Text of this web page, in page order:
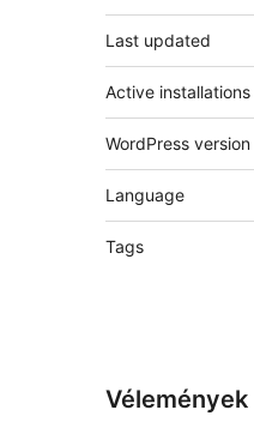
Last updated
Active installations
WordPress version
Language
Tags
Vélemények